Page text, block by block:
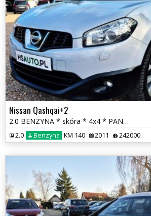
Nissan Qashqai+2
2.0 BENZYNA * skóra * 4x4 * PANORAMA * XENON * super * okazja
2.0 Benzyna KM 140 2011 242000